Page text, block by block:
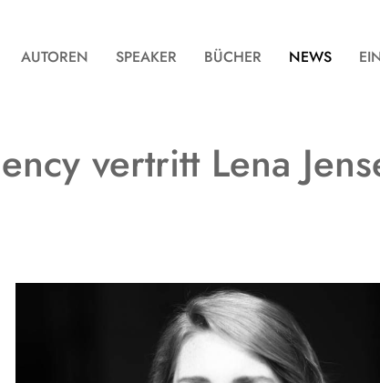
AUTOREN SPEAKER BÜCHER NEWS
vertritt Lena